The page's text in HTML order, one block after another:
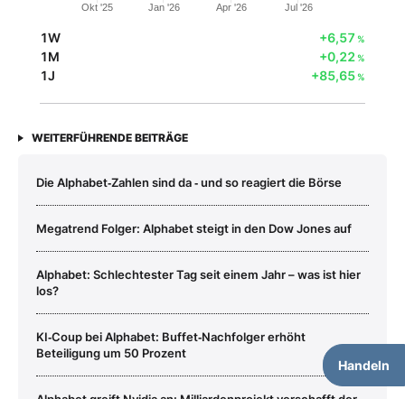
Handeln
Okt '25 Jan '26 Apr '26 Jul '26
1W +6,57 %
1M +0,22%
1J +85,65%
WEITERFÜHRENDE BEITRÄGE
Die Alphabet‑Zahlen sind da ‑ und so reagiert die Börse
Megatrend Folger: Alphabet steigt in den Dow Jones auf
Alphabet: Schlechtester Tag seit einem Jahr – was ist hier
los?
KI‑Coup bei Alphabet: Buffet‑Nachfolger erhöht
Beteiligung um 50 Prozent